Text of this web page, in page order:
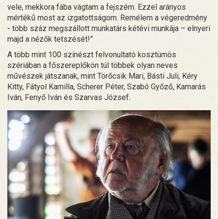
vele, mekkora fába vágtam a fejszém. Ezzel arányos
mértékű most az izgatottságom. Remélem a végeredmény
- több száz megszállott munkatárs kétévi munkája – elnyeri
majd a nézők tetszését!”
A több mint 100 színészt felvonultató kosztümös
szériában a főszereplőkön túl többek olyan neves
művészek játszanak, mint Törőcsik Mari, Básti Juli, Kéry
Kitty, Fátyol Kamilla, Scherer Péter, Szabó Győző, Kamarás
Iván, Fenyő Iván és Szarvas József.